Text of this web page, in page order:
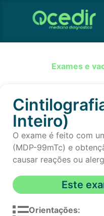
Exames e
Inteiro)
O exame é feito com
(MDP-99mTc) e
causar reações ou
Este
Orientações: